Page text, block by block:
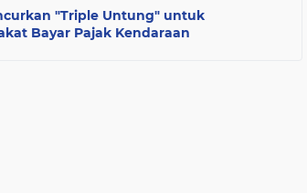
"Triple Untung" untuk
Bayar Pajak Kendaraan